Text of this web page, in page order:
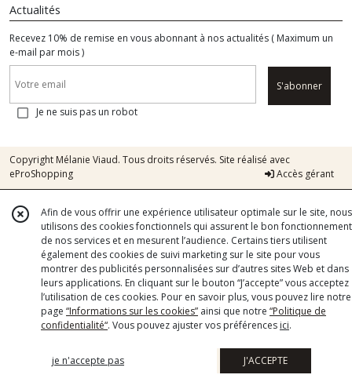
Actualités
Recevez 10% de remise en vous abonnant à nos actualités ( Maximum un
e-mail par mois )
S'abonner
Je ne suis pas un robot
Copyright Mélanie Viaud. Tous droits réservés. Site réalisé avec
eProShopping
Accès gérant
Afin de vous offrir une expérience utilisateur optimale sur le site, nous
utilisons des cookies fonctionnels qui assurent le bon fonctionnement
de nos services et en mesurent l’audience. Certains tiers utilisent
également des cookies de suivi marketing sur le site pour vous
montrer des publicités personnalisées sur d’autres sites Web et dans
leurs applications. En cliquant sur le bouton “J’accepte” vous acceptez
l’utilisation de ces cookies. Pour en savoir plus, vous pouvez lire notre
page “Informations sur les cookies” ainsi que notre “Politique de
confidentialité“. Vous pouvez ajuster vos préférences ici.
je n'accepte pas J'ACCEPTE